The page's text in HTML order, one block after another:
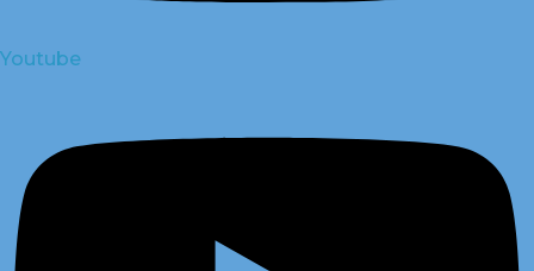
Youtube